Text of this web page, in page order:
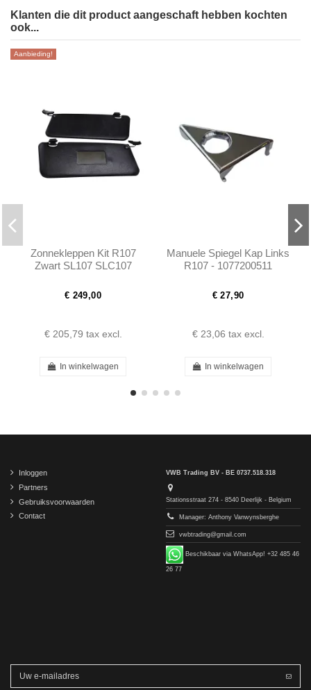
Klanten die dit product aangeschaft hebben kochten
ook...
Aanbieding!
Zonnekleppen Kit R107
Zwart SL107 SLC107
€ 249,00
€ 205,79 tax excl.
In winkelwagen
Manuele Spiegel Kap Links
R107 - 1077200511
€ 27,90
€ 23,06 tax excl.
In winkelwagen
Inloggen
Partners
Gebruiksvoorwaarden
Contact
VWB Trading BV - BE 0737.518.318
Stationsstraat 274 - 8540 Deerlijk - Belgium
Manager: Anthony Vanwynsberghe
vwbtrading@gmail.com
Beschikbaar via WhatsApp! +32 485 46
26 77